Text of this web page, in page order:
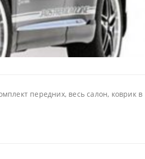
передних, весь салон, коврик в